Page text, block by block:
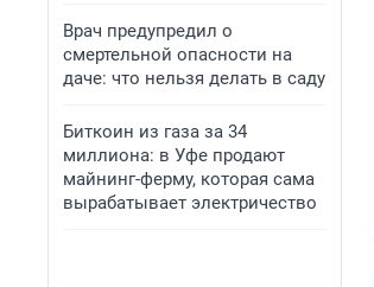
Врач предупредил о
смертельной опасности на
даче: что нельзя делать в саду
Биткоин из газа за 34
миллиона: в Уфе продают
майнинг-ферму, которая сама
вырабатывает электричество